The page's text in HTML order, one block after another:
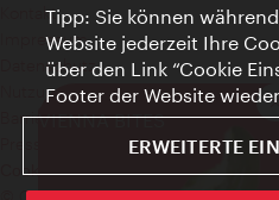
VIENNA BITES
Kontakt
Impressum
Datenschutz
Nutzungsbedingungen
Barrierefreiheit
Cookie Einstellungen
© Copyright WienTourismus
Tipp: Sie können
Website jederzeit Ihre
über den Link “Cookie
Footer der Website
ERWEITERTE